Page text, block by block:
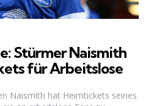
Stürmer Naismith
für Arbeitslose
Naismith hat Heimtickets seines